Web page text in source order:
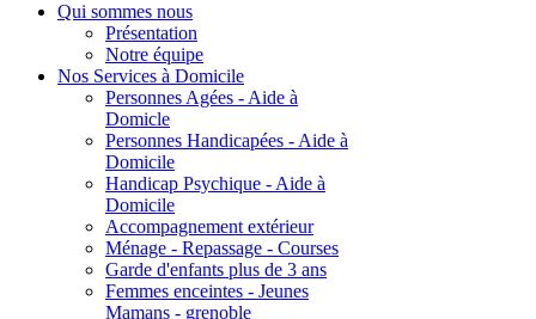
Qui sommes nous
Présentation
Notre équipe
Nos Services à Domicile
Personnes Agées - Aide à
Domicle
Personnes Handicapées - Aide à
Domicile
Handicap Psychique - Aide à
Domicile
Accompagnement extérieur
Ménage - Repassage - Courses
Garde d'enfants plus de 3 ans
Femmes enceintes - Jeunes
Mamans - grenoble